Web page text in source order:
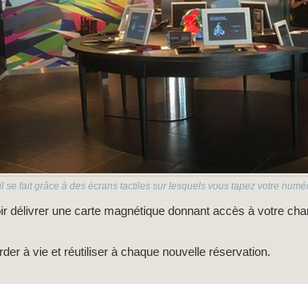
se fait grâce à des écrans tactiles sur lesquels vous tapez votre
délivrer une carte magnétique donnant accès à votre
à vie et réutiliser à chaque nouvelle réservation.